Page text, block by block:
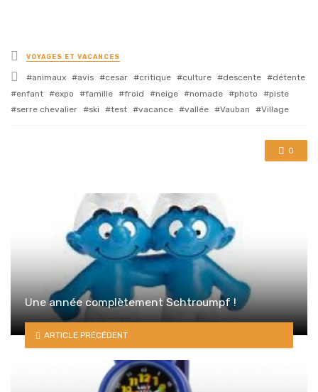
Posted
in
VOYAGES ET VACANCES
Tagged
with
animaux avis cesar critique culture descente
détente
enfant
expo famille froid neige nomade photo
piste
serre chevalier
ski test vacance vallée Vauban Village
0
Une année complètement Schtroumpf !
ARTICLE PRÉCÉDENT